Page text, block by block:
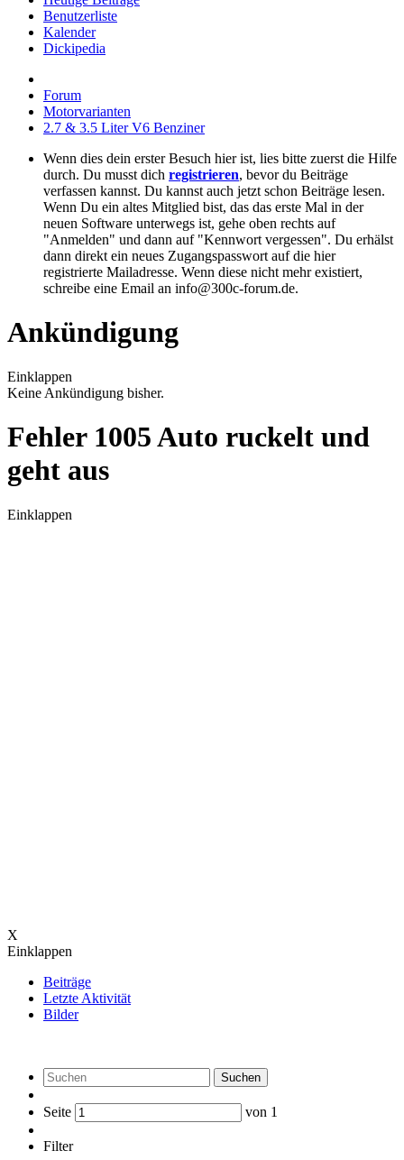
Benutzerliste
Kalender
Dickipedia
Forum
Motorvarianten
2.7 & 3.5 Liter V6 Benziner
Wenn dies dein erster Besuch hier ist, lies bitte zuerst die Hilfe
durch. Du musst dich registrieren, bevor du Beiträge
verfassen kannst. Du kannst auch jetzt schon Beiträge lesen.
Wenn Du ein altes Mitglied bist, das das erste Mal in der
neuen Software unterwegs ist, gehe oben rechts auf
"Anmelden" und dann auf "Kennwort vergessen". Du erhälst
dann direkt ein neues Zugangspasswort auf die hier
registrierte Mailadresse. Wenn diese nicht mehr existiert,
schreibe eine Email an info@300c-forum.de.
Ankündigung
Einklappen
Keine Ankündigung bisher.
Fehler 1005 Auto ruckelt und
geht aus
Einklappen
X
Einklappen
Beiträge
Letzte Aktivität
Bilder
Suchen
Seite von 1
Filter